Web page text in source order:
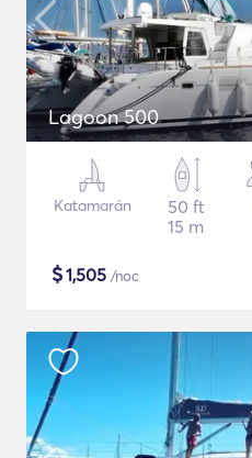
Lagoon 500
Katamarán
50 ft
15 m
$1,505 /noc